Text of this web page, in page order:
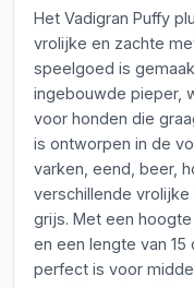
Het Vadigran Puffy
vrolijke en zachte
speelgoed is
ingebouwde pieper,
voor honden die
is ontworpen in de
varken, eend, beer,
verschillende vrolijke
grijs. Met een
en een lengte van
perfect is voor